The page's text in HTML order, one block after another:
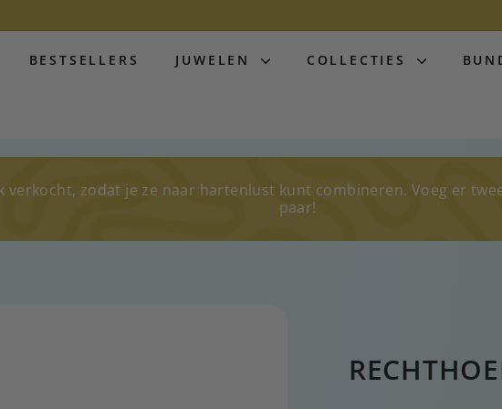
BESTSELLERS JUWELEN COLLECTIES
zodat je ze naar hartenlust kunt combineren. Voeg er
paar!